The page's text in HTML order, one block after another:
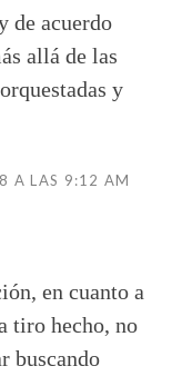
de acuerdo
allá de las
y
A LAS 9:12 AM
en cuanto a
tiro hecho, no
buscando